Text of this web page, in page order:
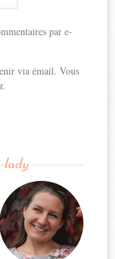
par e-
via émail. Vous